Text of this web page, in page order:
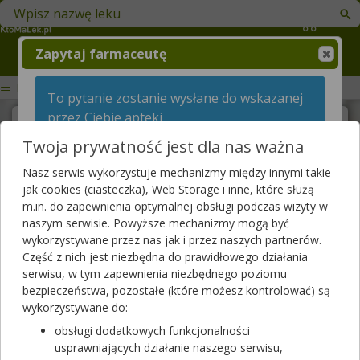
Koszyk
Znajdź lek w swojej okolicy
Zapytaj farmaceutę
Treść pytania
Wyślij pytanie
Pytania do farmaceutów
Wszystkie pytania
Szukaj w zadanych już pytaniach
Zapytaj farmaceutę
To pytanie zostanie wysłane do wskazanej
przez Ciebie apteki
Treść pytania
Wiek osoby, której dotyczy pytanie
Płeć osoby, której dotyczy pytanie
Kobieta
Mężczyzna
Twoja prywatność jest dla nas ważna
Nasz serwis wykorzystuje mechanizmy między innymi takie
jak cookies (ciasteczka), Web Storage i inne, które służą
m.in. do zapewnienia optymalnej obsługi podczas wizyty w
naszym serwisie. Powyższe mechanizmy mogą być
wykorzystywane przez nas jak i przez naszych partnerów.
Część z nich jest niezbędna do prawidłowego działania
serwisu, w tym zapewnienia niezbędnego poziomu
bezpieczeństwa, pozostałe (które możesz kontrolować) są
wykorzystywane do:
obsługi dodatkowych funkcjonalności
usprawniających działanie naszego serwisu,